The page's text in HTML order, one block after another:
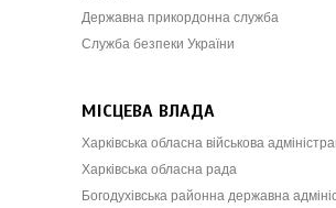
Державна прикордонна служба
Служба безпеки України
МІСЦЕВА ВЛАДА
Харківська обласна військова
Харківська обласна рада
Богодухівська районна державна